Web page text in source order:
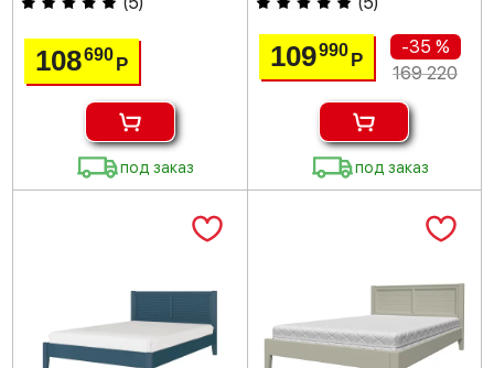
108690Р
под заказ
109990 Р
-35 %
169 220
под заказ